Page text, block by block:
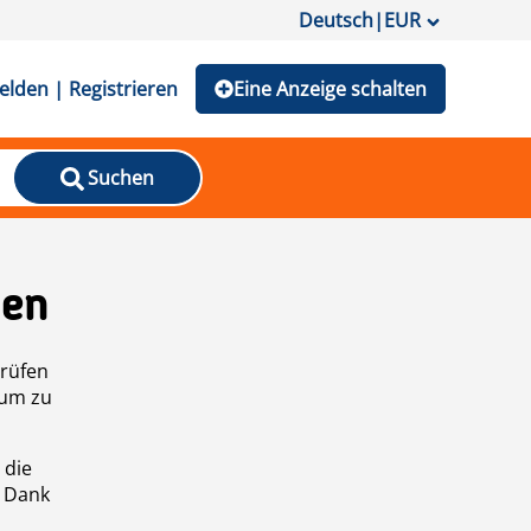
Deutsch|EUR
| Registrieren Eine Anzeige schalten
Suchen
zu
die